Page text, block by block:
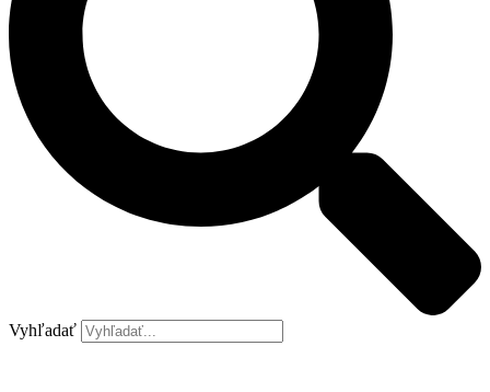
Vyhľadať